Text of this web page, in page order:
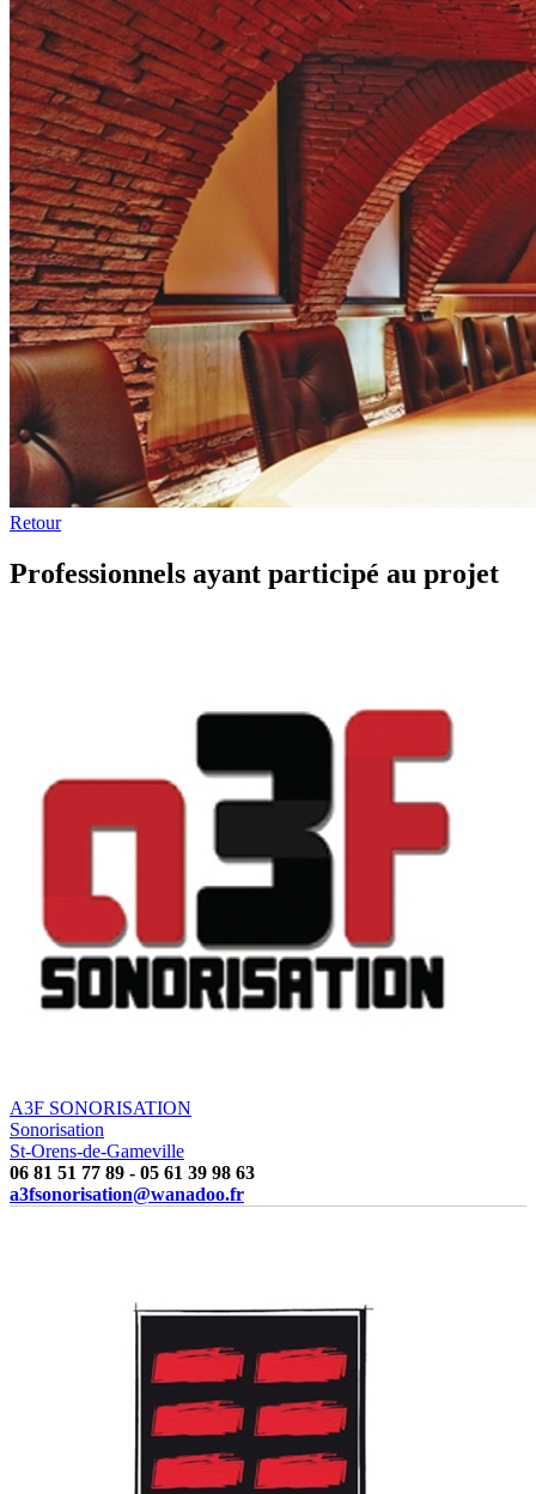
Retour
Professionnels ayant participé au projet
A3F SONORISATION
Sonorisation
St-Orens-de-Gameville
06 81 51 77 89 - 05 61 39 98 63
a3fsonorisation@wanadoo.fr